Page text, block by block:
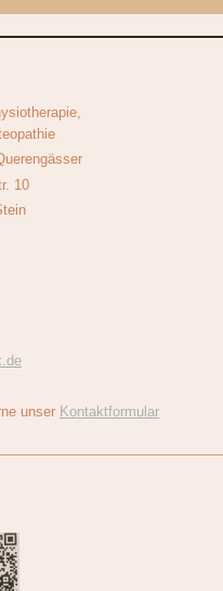
10
unser Kontaktformular